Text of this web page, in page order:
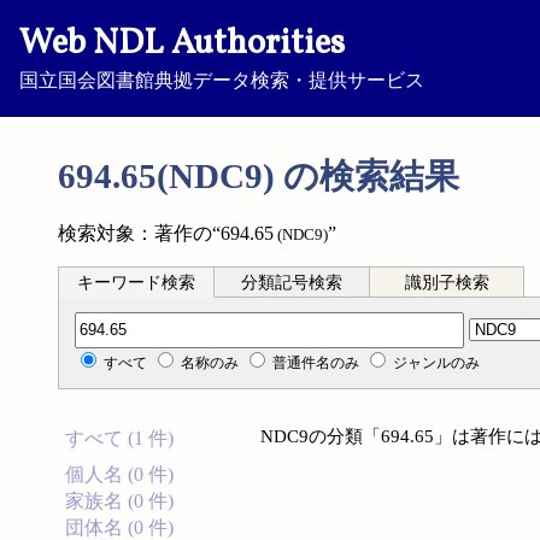
Web NDL Authorities
国立国会図書館典拠データ検索・提供サービス
694.65(NDC9) の検索結果
検索対象：著作の“694.65 (NDC9)”
キーワード検索 分類記号検索 識別子検索
分類記号検索
すべて 名称のみ 普通件名のみ ジャンルのみ
すべて (1 件)
個人名 (0 件)
家族名 (0 件)
団体名 (0 件)
NDC9の分類「694.65」は著作に